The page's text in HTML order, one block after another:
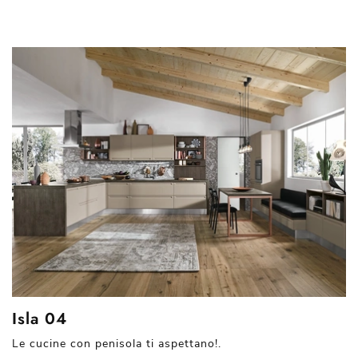
Isla 04
Le cucine con penisola ti aspettano!.